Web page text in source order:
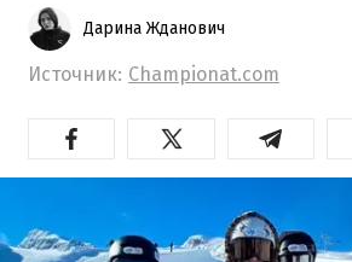
Дарина Жданович
Источник: Championat.com